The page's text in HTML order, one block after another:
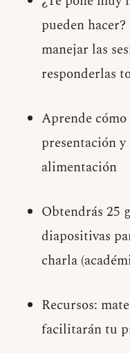
pueden
manejar las
responderlas
Aprende
presentación
alimentación
Obtendrás 25
diapositivas
charla
Recursos:
facilitarán tu